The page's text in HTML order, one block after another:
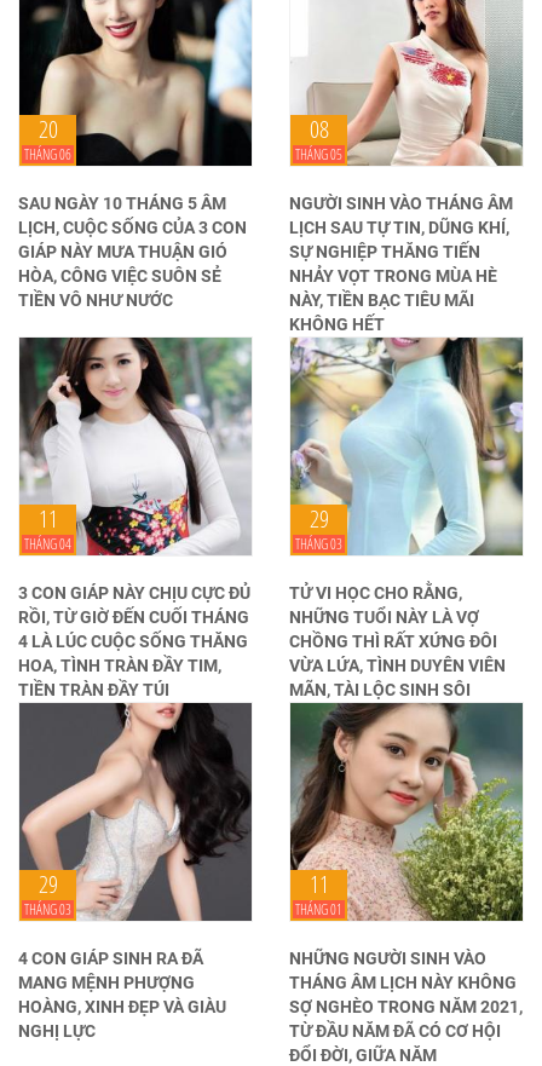
20
THÁNG 06
SAU NGÀY 10 THÁNG 5 ÂM
LỊCH, CUỘC SỐNG CỦA 3 CON
GIÁP NÀY MƯA THUẬN GIÓ
HÒA, CÔNG VIỆC SUÔN SẺ
TIỀN VÔ NHƯ NƯỚC
08
THÁNG 05
NGƯỜI SINH VÀO THÁNG ÂM
LỊCH SAU TỰ TIN, DŨNG KHÍ,
SỰ NGHIỆP THĂNG TIẾN
NHẢY VỌT TRONG MÙA HÈ
NÀY, TIỀN BẠC TIÊU MÃI
KHÔNG HẾT
11
THÁNG 04
3 CON GIÁP NÀY CHỊU CỰC ĐỦ
RỒI, TỪ GIỜ ĐẾN CUỐI THÁNG
4 LÀ LÚC CUỘC SỐNG THĂNG
HOA, TÌNH TRÀN ĐẦY TIM,
TIỀN TRÀN ĐẦY TÚI
29
THÁNG 03
TỬ VI HỌC CHO RẰNG,
NHỮNG TUỔI NÀY LÀ VỢ
CHỒNG THÌ RẤT XỨNG ĐÔI
VỪA LỨA, TÌNH DUYÊN VIÊN
MÃN, TÀI LỘC SINH SÔI
29
THÁNG 03
4 CON GIÁP SINH RA ĐÃ
MANG MỆNH PHƯỢNG
HOÀNG, XINH ĐẸP VÀ GIÀU
NGHỊ LỰC
11
THÁNG 01
NHỮNG NGƯỜI SINH VÀO
THÁNG ÂM LỊCH NÀY KHÔNG
SỢ NGHÈO TRONG NĂM 2021,
TỪ ĐẦU NĂM ĐÃ CÓ CƠ HỘI
ĐỔI ĐỜI, GIỮA NĂM